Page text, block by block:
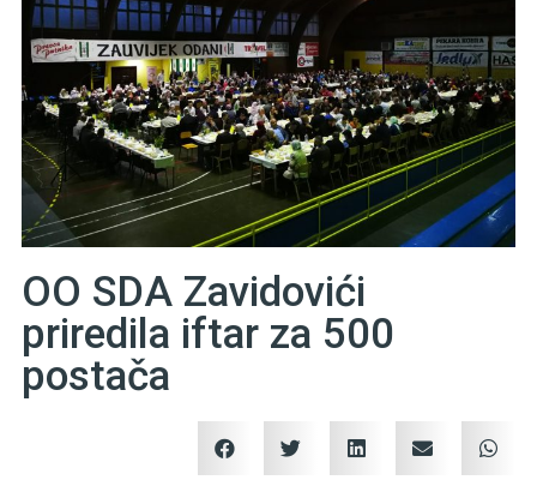
OO SDA Zavidovići
priredila iftar za 500
postača